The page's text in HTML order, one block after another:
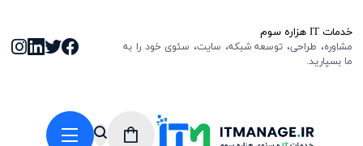
خدمات IT هزاره سوم
مشاوره، طراحی، توسعه شبکه، سایت، سئوی خود را به
ما بسپارید.